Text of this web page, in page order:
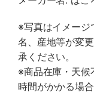
※写真はイメージ
名、産地等が変
承ください。
※商品在庫・天候
時間がかかる場